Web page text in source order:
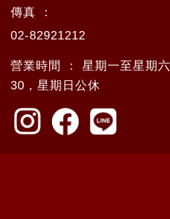
傳真 ：
02-82921212
營業時間 ： 星期一至星期
30，星期日公休